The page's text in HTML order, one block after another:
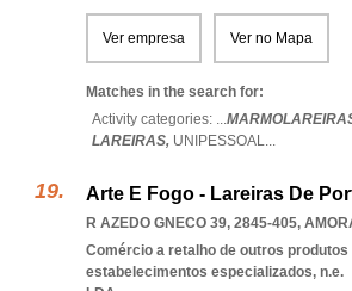
Ver empresa Ver no Mapa
Matches in the search for:
Activity categories: ...
LAREIRAS, UNIPESSOAL...
Arte E Fogo - Lareiras De
R AZEDO GNECO 39, 2845-405,
Comércio a retalho de outros produtos
estabelecimentos especializados, n.e.